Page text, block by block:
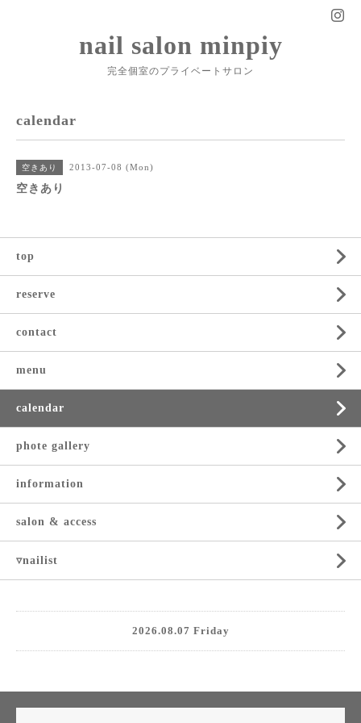
nail salon minpiy
完全個室のプライベートサロン
calendar
空きあり 2013-07-08 (Mon)
空きあり
top
reserve
contact
menu
calendar
phote gallery
information
salon & access
▿nailist
2026.08.07 Friday